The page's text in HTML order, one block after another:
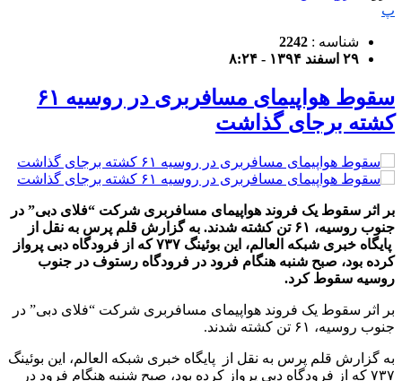
پ
شناسه : 2242
۲۹ اسفند ۱۳۹۴ - ۸:۲۴
سقوط هواپیمای مسافربری در روسیه ۶۱
کشته برجای گذاشت
بر اثر سقوط یک فروند هواپیمای مسافربری شرکت “فلای دبی” در
جنوب روسیه، ۶۱ تن کشته شدند. به گزارش قلم پرس به نقل از
پایگاه خبری شبکه العالم، این بوئینگ ۷۳۷ که از فرودگاه دبی پرواز
کرده بود، صبح شنبه هنگام فرود در فرودگاه رستوف در جنوب
روسیه سقوط کرد.
بر اثر سقوط یک فروند هواپیمای مسافربری شرکت “فلای دبی” در
جنوب روسیه، ۶۱ تن کشته شدند.
به گزارش قلم پرس به نقل از پایگاه خبری شبکه العالم، این بوئینگ
۷۳۷ که از فرودگاه دبی پرواز کرده بود، صبح شنبه هنگام فرود در